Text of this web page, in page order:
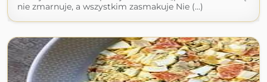
nie zmarnuje, a wszystkim zasmakuje Nie (...)